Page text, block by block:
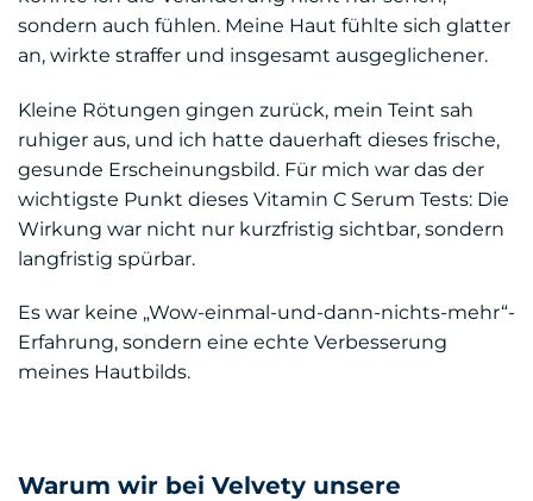
sondern auch fühlen. Meine Haut fühlte sich glatter
an, wirkte straffer und insgesamt ausgeglichener.
Kleine Rötungen gingen zurück, mein Teint sah
ruhiger aus, und ich hatte dauerhaft dieses frische,
gesunde Erscheinungsbild. Für mich war das der
wichtigste Punkt dieses Vitamin C Serum Tests: Die
Wirkung war nicht nur kurzfristig sichtbar, sondern
langfristig spürbar.
Es war keine „Wow-einmal-und-dann-nichts-mehr“-
Erfahrung, sondern eine echte Verbesserung
meines Hautbilds.
Warum wir bei Velvety unsere